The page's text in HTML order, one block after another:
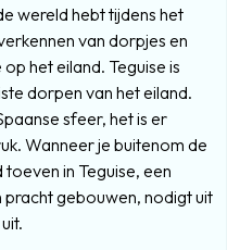
wereld hebt tijdens het
van dorpjes en
het eiland. Teguise is
dorpen van het eiland.
sfeer, het is er
Wanneer je buitenom de
in Teguise, een
pracht gebouwen, nodigt uit